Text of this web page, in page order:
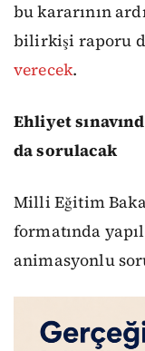
bu kararının
bilirkişi raporu
verecek.
Ehliyet
da sorulacak
Milli Eğitim
formatında
animasyonlu